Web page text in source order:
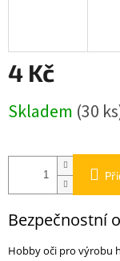
4 Kč
cena:
Skladem (30
Bezpečnostní
Hobby oči pro výrobu